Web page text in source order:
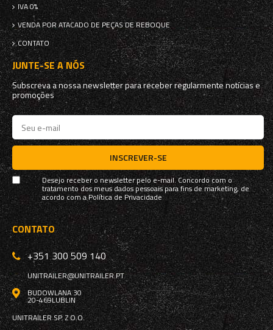
IVA 0%
VENDA POR ATACADO DE PEÇAS DE REBOQUE
CONTATO
JUNTE-SE A NÓS
Subscreva a nossa newsletter para receber regularmente notícias e
promoções
INSCREVER-SE
Desejo receber o newsletter pelo e-mail. Concordo com o
tratamento dos meus dados pessoais para fins de marketing, de
acordo com aPolítica de Privacidade
CONTATO
+351 300 509 140
UNITRAILER@UNITRAILER.PT
BUDOWLANA 30
20-469LUBLIN
UNITRAILER SP. Z O.O.